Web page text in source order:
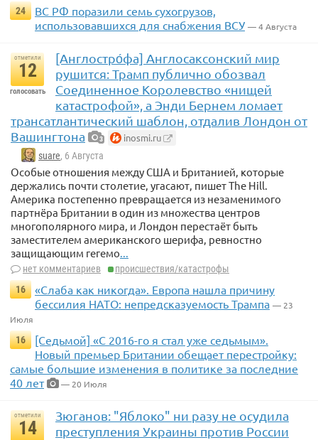
24
ВС РФ поразили семь сухогрузов,
использовавшихся для снабжения ВСУ — 4 Августа
отметили
12
голосовать
[Англостро́фа] Англосаксонский мир
рушится: Трамп публично обозвал
Соединенное Королевство «нищей
катастрофой», а Энди Бернем ломает
трансатлантический шаблон, отдалив Лондон от
Вашингтона
3 inosmi.ru
suare, 6 Августа
Особые отношения между США и Британией, которые
держались почти столетие, угасают, пишет The Hill.
Америка постепенно превращается из незаменимого
партнёра Британии в один из множества центров
многополярного мира, и Лондон перестаёт быть
заместителем американского шерифа, ревностно
защищающим гегемо...
нет комментариев
происшествия/катастрофы
16
«Слаба как никогда». Европа нашла причину
бессилия НАТО: непредсказуемость Трампа — 23
Июля
16
[Седьмой] «С 2016-го я стал уже седьмым».
Новый премьер Британии обещает перестройку:
самые большие изменения в политике за последние
40 лет
— 20 Июля
отметили
14
Зюганов: "Яблоко" ни разу не осудила
преступления Украины против России